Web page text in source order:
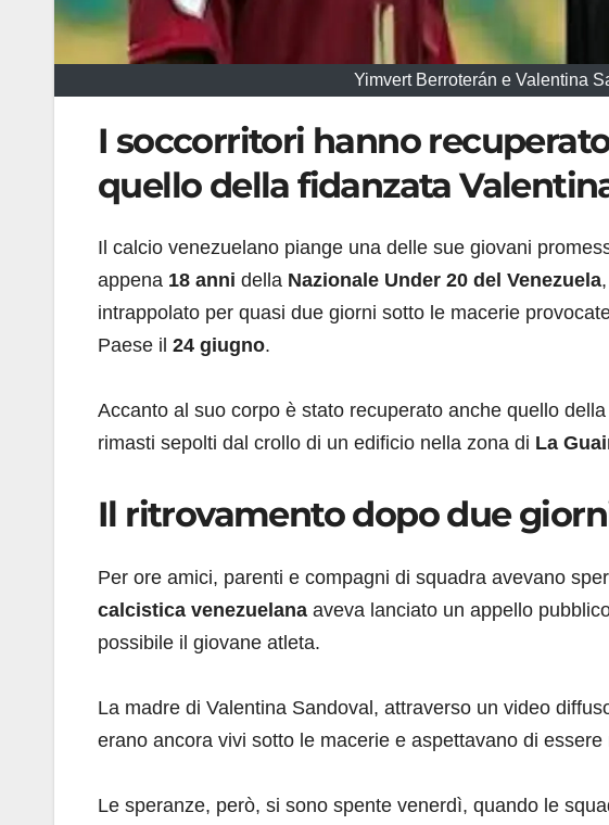
Yimvert Berroterán e Valentina
I soccorritori hanno
quello della fidanzata
Il calcio venezuelano piange una delle sue giovani
appena 18 anni della Nazionale Under 20 del Venezuela
intrappolato per quasi due giorni sotto le macerie
Paese il 24 giugno.
Accanto al suo corpo è stato recuperato anche quello
rimasti sepolti dal crollo di un edificio nella zona di La
Il ritrovamento dopo due
Per ore amici, parenti e compagni di squadra avevano
calcistica venezuelana aveva lanciato un appello
possibile il giovane atleta.
La madre di Valentina Sandoval, attraverso un video
erano ancora vivi sotto le macerie e aspettavano di
Le speranze, però, si sono spente venerdì, quando le